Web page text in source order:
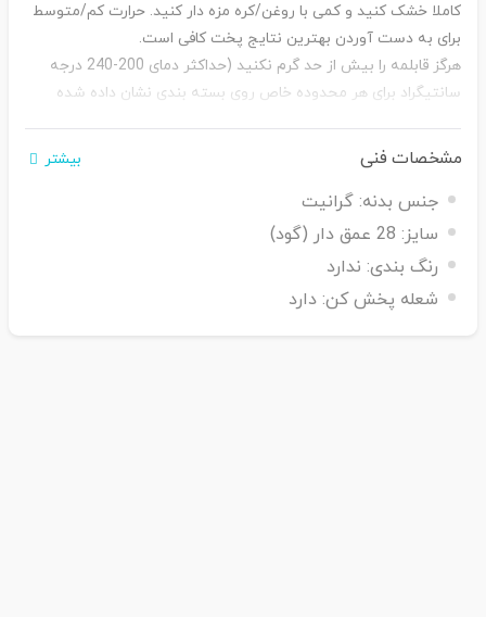
کاملا خشک کنید و کمی با روغن/کره مزه دار کنید. حرارت کم/متوسط
برای به دست آوردن بهترین نتایج پخت کافی است.
هرگز قابلمه را بیش از حد گرم نکنید (حداکثر دمای 200-240 درجه
سانتیگراد برای هر محدوده خاص روی بسته بندی نشان داده شده
گرمای بیش از حد مداوم می تواند به پوشش آسیب برساند.
خالی است آن را گرم نکنید.
شود. از گلدان برای نگهداری (ذخیره کردن) غذا برای مدت طولانی تری
استفاده نکنید زیرا برخی از مواد غذایی تهاجمی می توانند به پوشش
آسیب برسانند.
فقط از ظروف چوبی و نایلونی استفاده کنید و غذای داخل قابلمه را
پس از استفاده، گلدان را برای مدتی خنک نگه دارید، آن را در
مشخصات فنی بیشتر
جنس بدنه: گرانیت
سایز: 28 عمق دار (گود)
رنگ بندی: ندارد
شعله پخش کن: دارد